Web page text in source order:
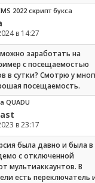
2022 скрипт букса
в 14:27
заработать на
с посещаемостью
в сутки? Смотрю у
посещаемость.
QUADU
в 23:17
была давно и была в
с отключенной
мультиаккаунтов. В
есть переключатель